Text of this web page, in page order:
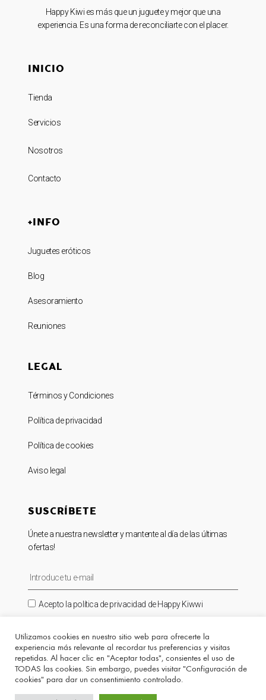
Happy Kiwi es más que un juguete y mejor que una
experiencia. Es una forma de reconciliarte con el placer.
INICIO
Tienda
Servicios
Nosotros
Contacto
+INFO
Juguetes eróticos
Blog
Asesoramiento
Reuniones
LEGAL
Términos y Condiciones
Política de privacidad
Política de cookies
Aviso legal
SUSCRÍBETE
Únete a nuestra newsletter y mantente al día de las últimas
ofertas!
Acepto la política de privacidad de Happy Kiwwi
Utilizamos cookies en nuestro sitio web para ofrecerte la
experiencia más relevante al recordar tus preferencias y visitas
repetidas. Al hacer clic en "Aceptar todas", consientes el uso de
TODAS las cookies. Sin embargo, puedes visitar "Configuración de
cookies" para dar un consentimiento controlado.